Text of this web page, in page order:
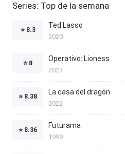
Series: Top de la semana
⭐ 8.3
Ted Lasso
2020
⭐ 8
Operativo: Lioness
2023
⭐ 8.38
La casa del dragón
2022
⭐ 8.36
Futurama
1999